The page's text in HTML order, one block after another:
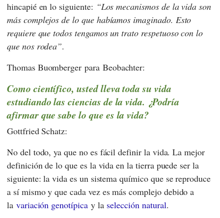
hincapié en lo siguiente:
Los mecanismos de la vida son
más complejos de lo que habíamos imaginado. Esto
requiere que todos tengamos un trato respetuoso con lo
que nos rodea .
Thomas Buomberger para Beobachter:
Como científico, usted lleva toda su vida
estudiando las ciencias de la vida. ¿Podría
afirmar que sabe lo que es la vida?
Gottfried Schatz:
No del todo, ya que no es fácil definir la vida. La mejor
definición de lo que es la vida en la tierra puede ser la
siguiente: la vida es un sistema químico que se reproduce
a sí mismo y que cada vez es más complejo debido a
la variación genotípicay la selección natural.